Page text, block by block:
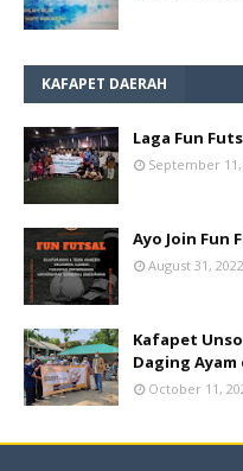
KAFAPET DAERAH
Laga Fun
September 11,
Ayo Join Fun
August 31, 2022
Kafapet
Daging
October 11,